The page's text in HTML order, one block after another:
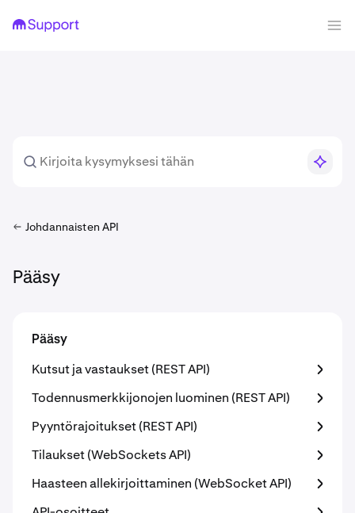
Johdannaisten API
Pääsy
Pääsy
Kutsut ja vastaukset (REST API)
Todennusmerkkijonojen luominen (REST API)
Pyyntörajoitukset (REST API)
Tilaukset (WebSockets API)
Haasteen allekirjoittaminen (WebSocket API)